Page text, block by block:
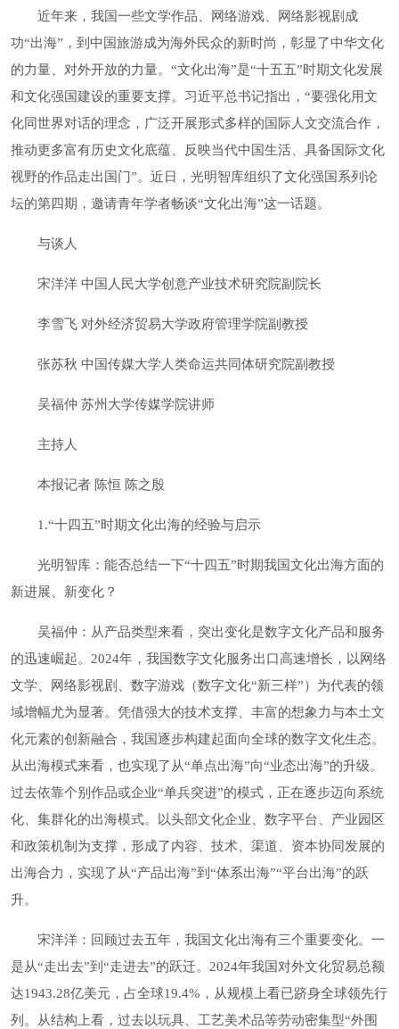
近年来，我国一些文学作品、网络游戏、网络影视剧成
功“出海”，到中国旅游成为海外民众的新时尚，彰显了中华文化
的力量、对外开放的力量。“文化出海”是“十五五”时期文化发展
和文化强国建设的重要支撑。习近平总书记指出，“要强化用文
化同世界对话的理念，广泛开展形式多样的国际人文交流合作，
推动更多富有历史文化底蕴、反映当代中国生活、具备国际文化
视野的作品走出国门”。近日，光明智库组织了文化强国系列论
坛的第四期，邀请青年学者畅谈“文化出海”这一话题。
与谈人
宋洋洋 中国人民大学创意产业技术研究院副院长
李雪飞 对外经济贸易大学政府管理学院副教授
张苏秋 中国传媒大学人类命运共同体研究院副教授
吴福仲 苏州大学传媒学院讲师
主持人
本报记者 陈恒 陈之殷
1.“十四五”时期文化出海的经验与启示
光明智库：能否总结一下“十四五”时期我国文化出海方面的
新进展、新变化？
吴福仲：从产品类型来看，突出变化是数字文化产品和服务
的迅速崛起。2024年，我国数字文化服务出口高速增长，以网络
文学、网络影视剧、数字游戏（数字文化“新三样”）为代表的领
域增幅尤为显著。凭借强大的技术支撑、丰富的想象力与本土文
化元素的创新融合，我国逐步构建起面向全球的数字文化生态。
从出海模式来看，也实现了从“单点出海”向“业态出海”的升级。
过去依靠个别作品或企业“单兵突进”的模式，正在逐步迈向系统
化、集群化的出海模式。以头部文化企业、数字平台、产业园区
和政策机制为支撑，形成了内容、技术、渠道、资本协同发展的
出海合力，实现了从“产品出海”到“体系出海”“平台出海”的跃
升。
宋洋洋：回顾过去五年，我国文化出海有三个重要变化。一
是从“走出去”到“走进去”的跃迁。2024年我国对外文化贸易总额
达1943.28亿美元，占全球19.4%，从规模上看已跻身全球领先行
列。从结构上看，过去以玩具、工艺美术品等劳动密集型“外围